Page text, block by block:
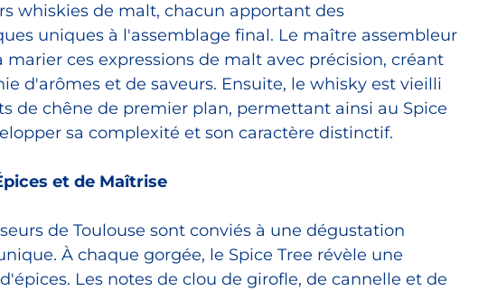
whiskies de malt, chacun apportant des
uniques à l'assemblage final. Le maître assembleur
marier ces expressions de malt avec précision, créant
d'arômes et de saveurs. Ensuite, le whisky est vieilli
de chêne de premier plan, permettant ainsi au Spice
sa complexité et son caractère distinctif.
et de Maîtrise
de Toulouse sont conviés à une dégustation
À chaque gorgée, le Spice Tree révèle une
Les notes de clou de girofle, de cannelle et de